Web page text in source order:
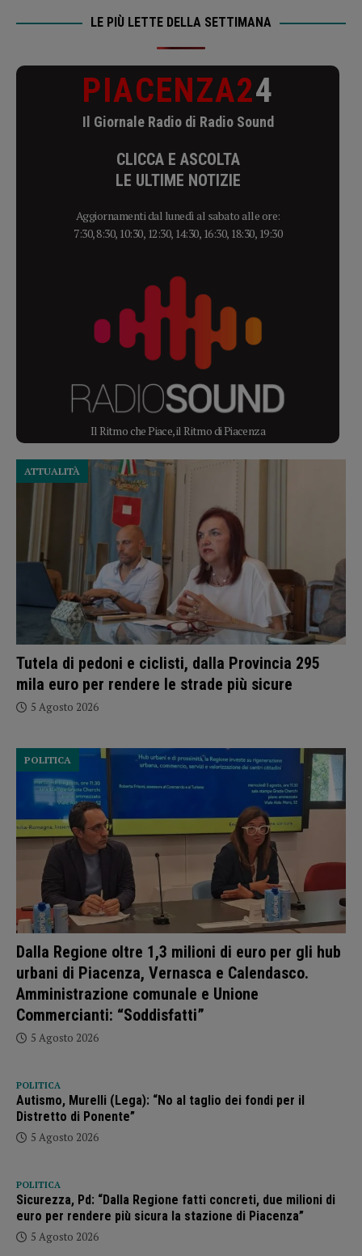
LE PIÙ LETTE DELLA SETTIMANA
PIACENZA24
Il Giornale Radio di Radio Sound
CLICCA E ASCOLTA
LE ULTIME NOTIZIE
Aggiornamenti dal lunedì al sabato alle ore:
7:30, 8:30, 10:30, 12:30, 14:30, 16:30, 18:30, 19:30
Il Ritmo che Piace, il Ritmo di Piacenza
Tutela di pedoni e ciclisti, dalla Provincia 295
mila euro per rendere le strade più sicure
ATTUALITÀ
5 Agosto 2026
Dalla Regione oltre 1,3 milioni di euro per gli hub
urbani di Piacenza, Vernasca e Calendasco.
Amministrazione comunale e Unione
Commercianti: “Soddisfatti”
POLITICA
5 Agosto 2026
POLITICA
Autismo, Murelli (Lega): “No al taglio dei fondi per il
Distretto di Ponente”
5 Agosto 2026
POLITICA
Sicurezza, Pd: “Dalla Regione fatti concreti, due milioni di
euro per rendere più sicura la stazione di Piacenza”
5 Agosto 2026